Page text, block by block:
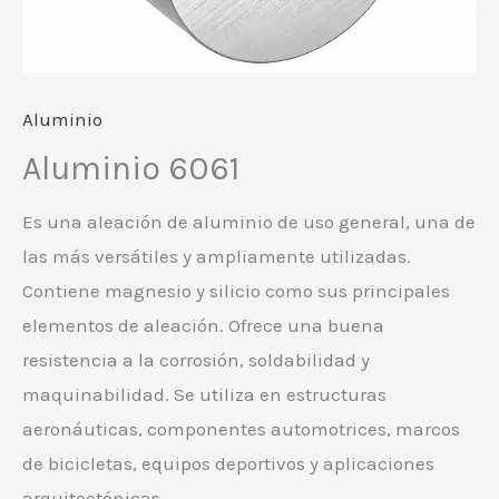
Aluminio
Aluminio 6061
Es una aleación de aluminio de uso general, una de
las más versátiles y ampliamente utilizadas.
Contiene magnesio y silicio como sus principales
elementos de aleación. Ofrece una buena
resistencia a la corrosión, soldabilidad y
maquinabilidad. Se utiliza en estructuras
aeronáuticas, componentes automotrices, marcos
de bicicletas, equipos deportivos y aplicaciones